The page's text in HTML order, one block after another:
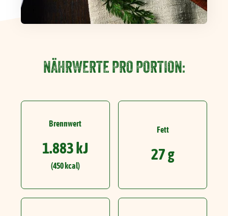
NÄHRWERTE PRO PORTION:
Brennwert
1.883 kJ
(450 kcal)
Fett
27 g